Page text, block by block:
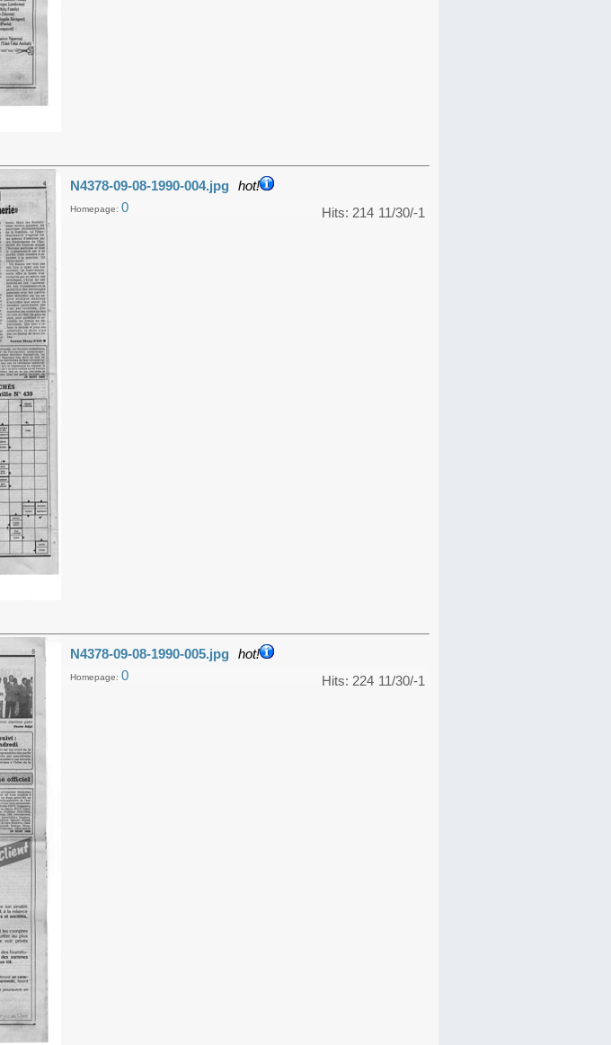
N4378-09-08-1990-004.jpg hot!
11/30/-1
Hits: 214
Homepage: 0
N4378-09-08-1990-005.jpg hot!
11/30/-1
Hits: 224
Homepage: 0